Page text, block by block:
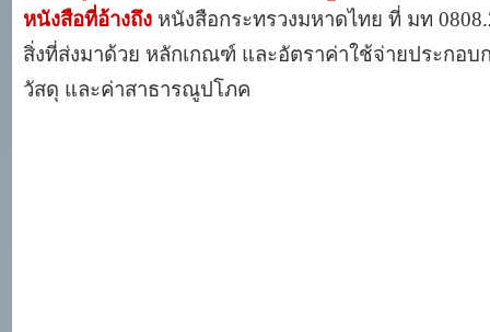
หนังสือที่อ้างถึง หนังสือกระทรวงมหาดไทย ที่ มท
สิ่งที่ส่งมาด้วย หลักเกณฑ์ และอัตราค่าใช้จ่ายประกอ
วัสดุ และค่าสาธารณูปโภค